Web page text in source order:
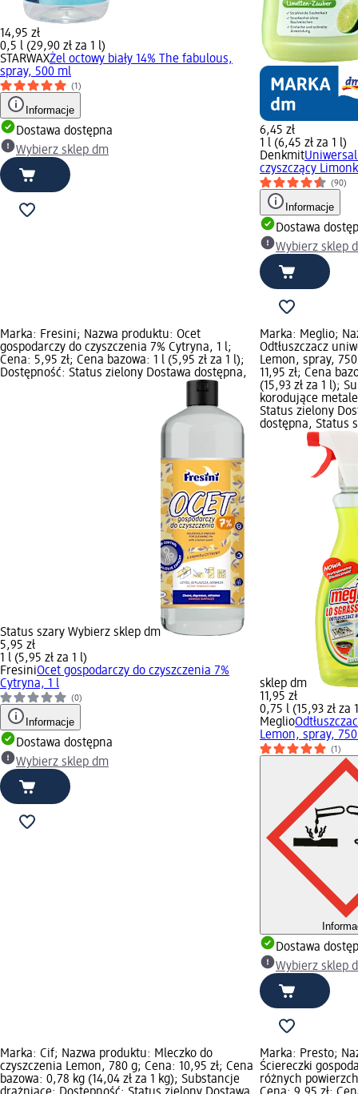
14,95 zł
0,5 l (29,90 zł za 1 l)
STARWAXŻel octowy biały 14% The fabulous,
spray, 500 ml
(1)
Informacje
Dostawa dostępna
Wybierz sklep dm
6,45 zł
1 l (6,45 zł za 1 l)
Denkmit
czyszczący
(90)
Informacje
Dostawa
Wybierz sklep
Marka: Fresini; Nazwa produktu: Ocet
gospodarczy do czyszczenia 7% Cytryna, 1 l;
Cena: 5,95 zł; Cena bazowa: 1 l (5,95 zł za 1 l);
Dostępność: Status zielony Dostawa dostępna,
Status szary Wybierz sklep dm
5,95 zł
1 l (5,95 zł za 1 l)
FresiniOcet gospodarczy do czyszczenia 7%
Cytryna, 1 l
(0)
Informacje
Dostawa dostępna
Wybierz sklep dm
Marka: Meglio;
Odtłuszczacz
Lemon, spray,
11,95 zł; Cena
(15,93 zł za 1 l);
korodujące
Status zielony
dostępna, Status
sklep dm
11,95 zł
0,75 l (15,93 zł za
Meglio
Lemon, spray,
(1)
Dostawa
Wybierz sklep
Marka: Cif; Nazwa produktu: Mleczko do
czyszczenia Lemon, 780 g; Cena: 10,95 zł; Cena
bazowa: 0,78 kg (14,04 zł za 1 kg); Substancje
Marka: Presto;
Ściereczki
różnych